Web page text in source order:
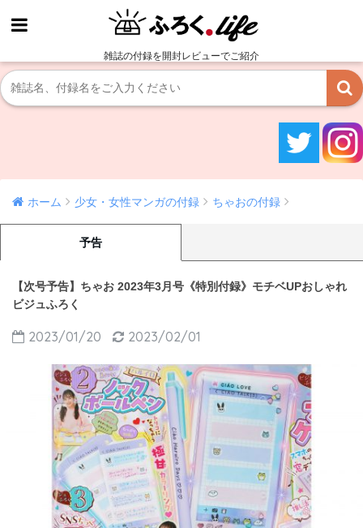
雑誌の付録を開封レビューでご紹介
ホーム 少女・女性マンガの付録 ちゃおの付録
予告
【次号予告】ちゃお 2023年3月号《特別付録》モチベUPおしゃれ
ビジュふろく
2023/01/20 2023/02/01